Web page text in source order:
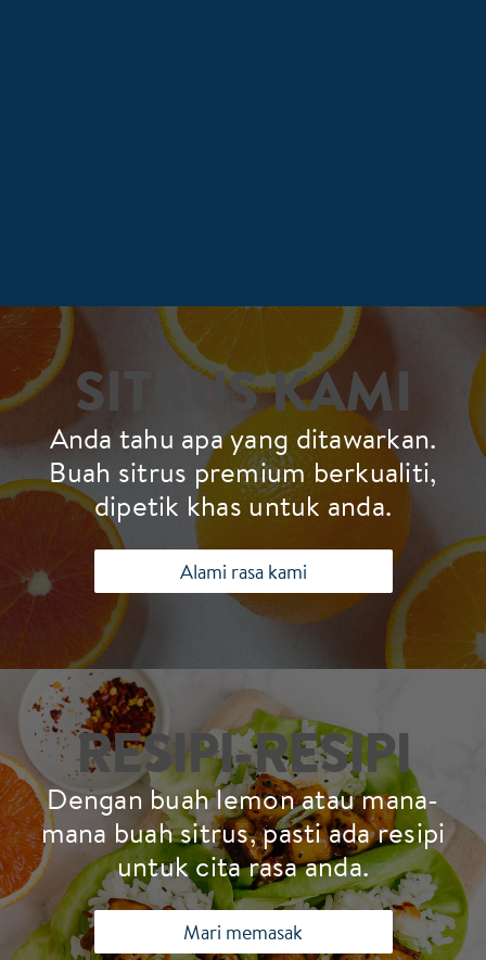
SITRUS KAMI
Anda tahu apa yang ditawarkan.
Buah sitrus premium berkualiti,
dipetik khas untuk anda.
Alami rasa kami
RESIPI-RESIPI
Dengan buah lemon atau mana-
mana buah sitrus, pasti ada resipi
untuk cita rasa anda.
Mari memasak